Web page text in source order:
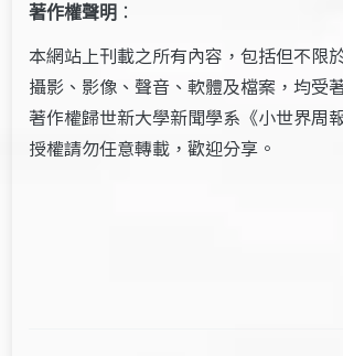
著作權聲明 ：
本網站上刊載之所有內容，包括但不限
攝影、影像、聲音、軟體及檔案，均受
著作權歸世新大學新聞學系《小世界周
授權請勿任意轉載，歡迎分享。